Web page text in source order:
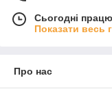
Сьогодні
Показати весь
Про нас